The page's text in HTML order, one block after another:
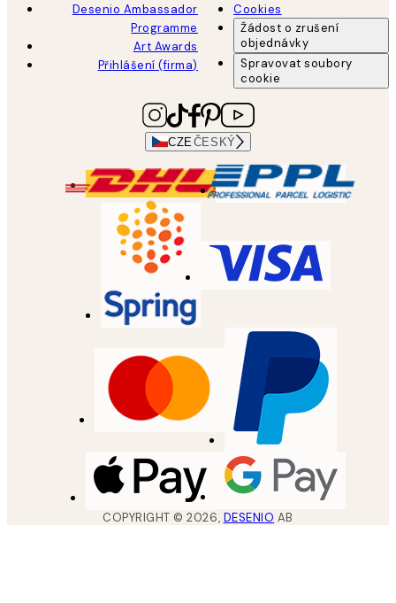
Desenio Ambassador
Programme
Art Awards
Přihlášení (firma)
Cookies
Žádost o zrušení
objednávky
Spravovat soubory
cookie
CZE ČESKÝ
COPYRIGHT ©2026, DESENIO AB